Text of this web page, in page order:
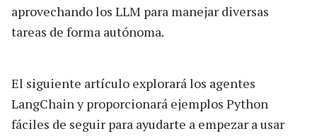
aprovechando los LLM para manejar diversas
tareas de forma autónoma.
El siguiente artículo explorará los agentes
LangChain y proporcionará ejemplos Python
fáciles de seguir para ayudarte a empezar a usar